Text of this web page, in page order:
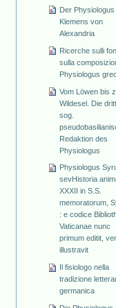
Der Physiologus
Klemens von
Alexandria
Ricerche sulli
sulla
Physiologus
Vom Löwen bis
Wildesel. Die
sog.
Redaktion des
Physiologus
Physiologus
sevHistoria
XXXII in S.S.
memoratorum,
: e codice
Vaticanae nunc
primum editit,
illustravit
Il fisiologo nella
tradizione
germanica